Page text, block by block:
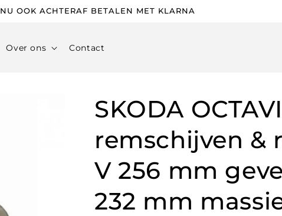
NU OOK ACHTERAF BETALEN MET KLARNA
Over ons Contact
SKODA
remschijven &
V 256 mm
232 mm